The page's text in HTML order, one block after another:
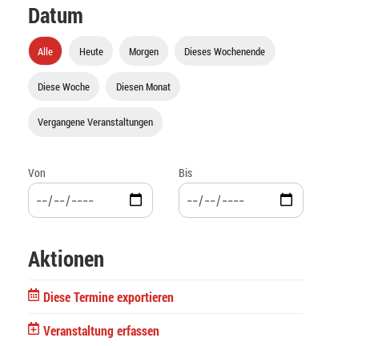
Datum
Alle Heute Morgen Dieses Wochenende
Diese Woche Diesen Monat
Vergangene Veranstaltungen
Von Bis
Aktionen
Diese Termine exportieren
Veranstaltung erfassen